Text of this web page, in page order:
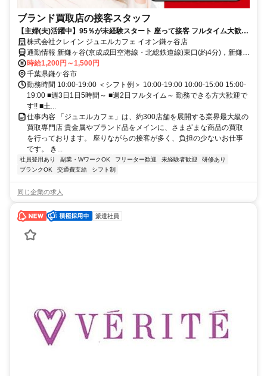
ブランド買取店の接客スタッフ
【主婦(夫)活躍中】95％が未経験スタート 座って接客 フルタイム大歓迎
データ入力あり
株式会社クレイン ジュエルカフェ イオン鎌ヶ谷店
通勤情報 新鎌ヶ谷(京成成田空港線・北総鉄道線)東口(約4分)，新鎌ヶ
谷(新京成電鉄)東口(約4分)，新鎌ヶ谷(東武野田線)東口(約4分)
時給1,200円～1,500円
千葉県鎌ケ谷市
勤務時間 10:00-19:00 ＜シフト例＞ 10:00-19:00 10:00-15:00 15:00-
19:00 ■週3日1日5時間～ ■週2日フルタイム～ 勤務できる方大歓迎で
す!! ■土...
仕事内容 「ジュエルカフェ」は、約300店舗を展開する業界最大級の
買取専門店 貴金属やブランド品をメインに、さまざまな商品の買取
を行っております。 座りながらの接客が多く、負担の少ないお仕事
です。 き...
社員登用あり 副業・WワークOK フリーター歓迎 未経験者歓迎
研修あり
ブランクOK
交通費支給 シフト制
同じ企業の求人
派遣社員